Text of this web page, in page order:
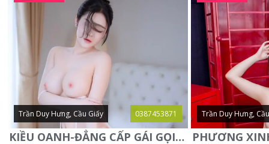
Trần Duy Hưng, Cầu Giấy 0387453871
KIỀU OANH-ĐẲNG CẤP GÁI GỌI XINH SANG-NGOAN NGOÃN
Trần Duy Hưng,